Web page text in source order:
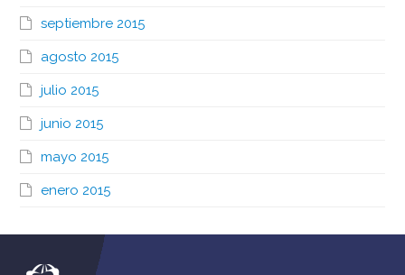
septiembre 2015
agosto 2015
julio 2015
junio 2015
mayo 2015
enero 2015